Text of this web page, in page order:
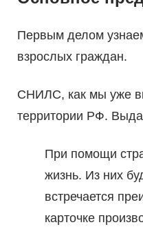
Первым делом
взрослых граждан.
СНИЛС, как мы уже
территории РФ.
При помощи
жизнь. Из них
встречается
карточке